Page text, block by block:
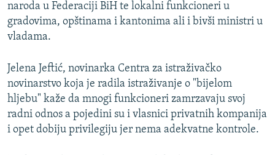
naroda u Federaciji BiH te lokalni funkcioneri u
gradovima, opštinama i kantonima ali i bivši ministri u
vladama.
Jelena Jeftić, novinarka Centra za istraživačko
novinarstvo koja je radila istraživanje o "bijelom
hljebu" kaže da mnogi funkcioneri zamrzavaju svoj
radni odnos a pojedini su i vlasnici privatnih kompanija
i opet dobiju privilegiju jer nema adekvatne kontrole.